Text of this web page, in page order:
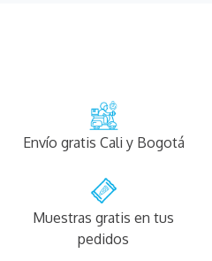
Envío gratis Cali y Bogotá
Muestras gratis en tus
pedidos